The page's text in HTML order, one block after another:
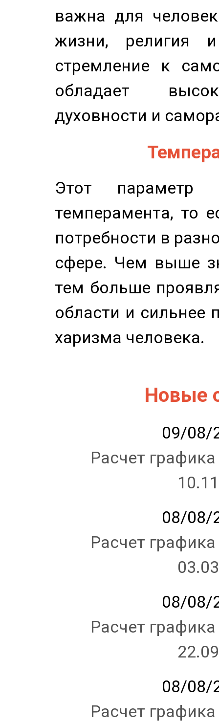
важна для
жизни, религия
стремление к
обладает
духовности и
Этот параметр
темперамента, то
потребности в
сфере. Чем выше
тем больше
области и сильнее
харизма человека.
Новые
09/08/
Расчет
08/08/
Расчет
08/08/
Расчет
08/08/
Расчет